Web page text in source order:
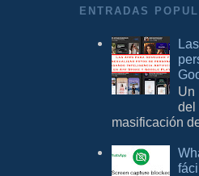
ENTRADAS
Un
del
masificación